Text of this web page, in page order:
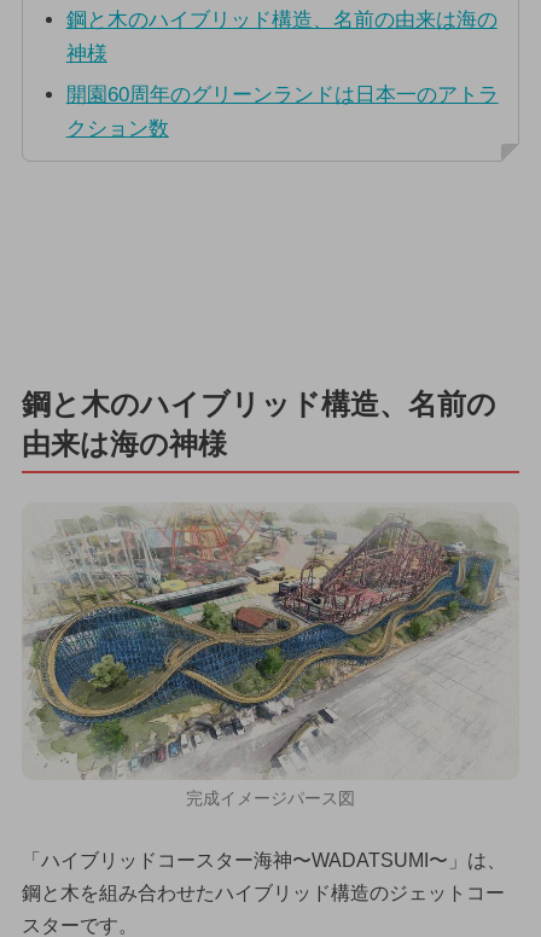
鋼と木のハイブリッド構造、名前の由来は海の
神様
開園60周年のグリーンランドは日本一のアトラ
クション数
鋼と木のハイブリッド構造、名前の
由来は海の神様
完成イメージパース図
「ハイブリッドコースター海神〜WADATSUMI〜」は、
鋼と木を組み合わせたハイブリッド構造のジェットコー
スターです。